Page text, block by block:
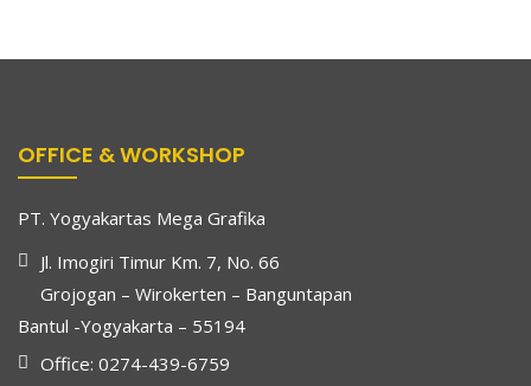
OFFICE & WORKSHOP
PT. Yogyakartas Mega Grafika
Jl. Imogiri Timur Km. 7, No. 66
Grojogan – Wirokerten – Banguntapan
Bantul -Yogyakarta – 55194
Office: 0274-439-6759